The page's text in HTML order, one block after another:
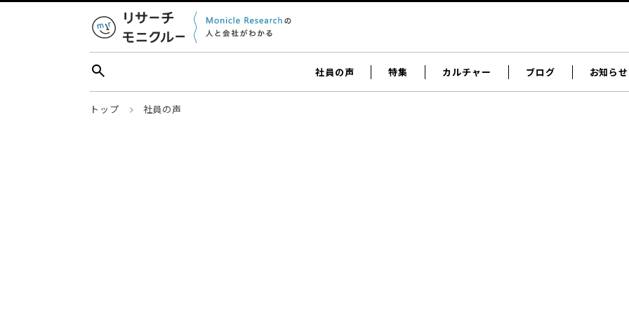
社員の声 特集 カルチャー ブログ お知らせ
トップ 社員の声